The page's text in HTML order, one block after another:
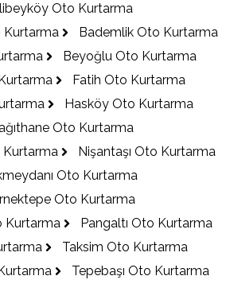
Oto Kurtarma
Kurtarma
Bademlik Oto Kurtarma
Beyoğlu Oto Kurtarma
Fatih Oto Kurtarma
Hasköy Oto Kurtarma
Oto Kurtarma
Kurtarma
Nişantaşı Oto Kurtarma
Oto Kurtarma
Oto Kurtarma
Kurtarma
Pangaltı Oto Kurtarma
Taksim Oto Kurtarma
Tepebaşı Oto Kurtarma